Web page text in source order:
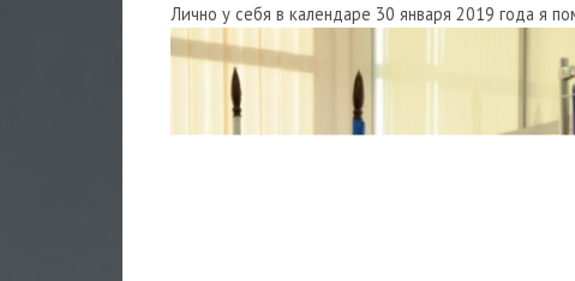
Лично у себя в календаре 30 января 2019 года я